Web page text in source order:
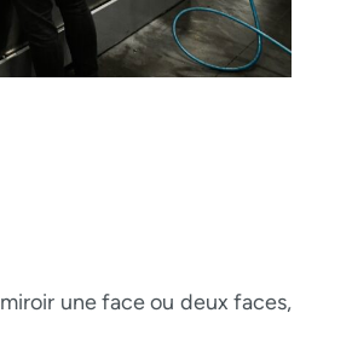
une face ou deux faces,